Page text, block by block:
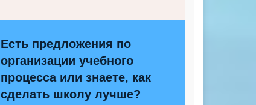
Есть предложения по
организации учебного
процесса или знаете, как
сделать школу лучше?